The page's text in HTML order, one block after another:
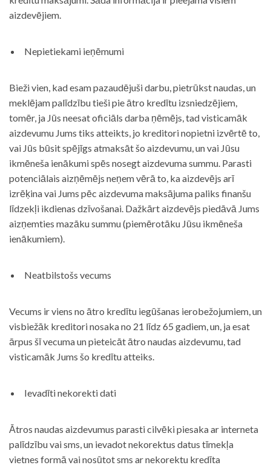
aizdevējiem.
Nepietiekami ieņēmumi
Bieži vien, kad esam pazaudējuši darbu, pietrūkst naudas, un
meklējam palīdzību tieši pie ātro kredītu izsniedzējiem,
tomēr, ja Jūs neesat oficiāls darba ņēmējs, tad visticamāk
aizdevumu Jums tiks atteikts, jo kreditori nopietni izvērtē to,
vai Jūs būsit spējīgs atmaksāt šo aizdevumu, un vai Jūsu
ikmēneša ienākumi spēs nosegt aizdevuma summu. Parasti
potenciālais aizņēmējs neņem vērā to, ka aizdevējs arī
izrēķina vai Jums pēc aizdevuma maksājuma paliks finanšu
līdzekļi ikdienas dzīvošanai. Dažkārt aizdevējs piedāvā Jums
aizņemties mazāku summu (piemērotāku Jūsu ikmēneša
ienākumiem).
Neatbilstošs vecums
Vecums ir viens no ātro kredītu iegūšanas ierobežojumiem, un
visbiežāk kreditori nosaka no 21 līdz 65 gadiem, un, ja esat
ārpus šī vecuma un pieteicāt ātro naudas aizdevumu, tad
visticamāk Jums šo kredītu atteiks.
Ievadīti nekorekti dati
Ātros naudas aizdevumus parasti cilvēki piesaka ar interneta
palīdzību vai sms, un ievadot nekorektus datus tīmekļa
vietnes formā vai nosūtot sms ar nekorektu kredīta